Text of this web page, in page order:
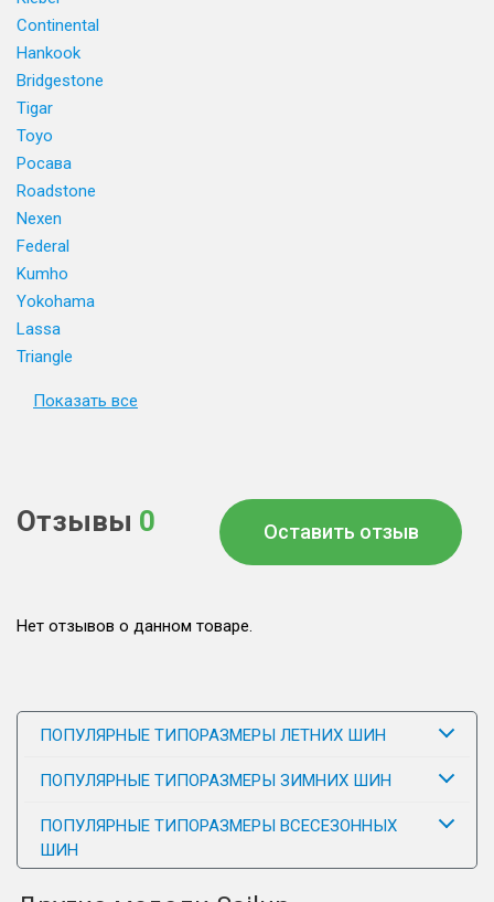
Continental
Hankook
Bridgestone
Tigar
Toyo
Росава
Roadstone
Nexen
Federal
Kumho
Yokohama
Lassa
Triangle
Показать все
Отзывы 0 Оставить отзыв
Нет отзывов о данном товаре.
ПОПУЛЯРНЫЕ ТИПОРАЗМЕРЫ ЛЕТНИХ ШИН
ПОПУЛЯРНЫЕ ТИПОРАЗМЕРЫ ЗИМНИХ ШИН
ПОПУЛЯРНЫЕ ТИПОРАЗМЕРЫ ВСЕСЕЗОННЫХ
ШИН